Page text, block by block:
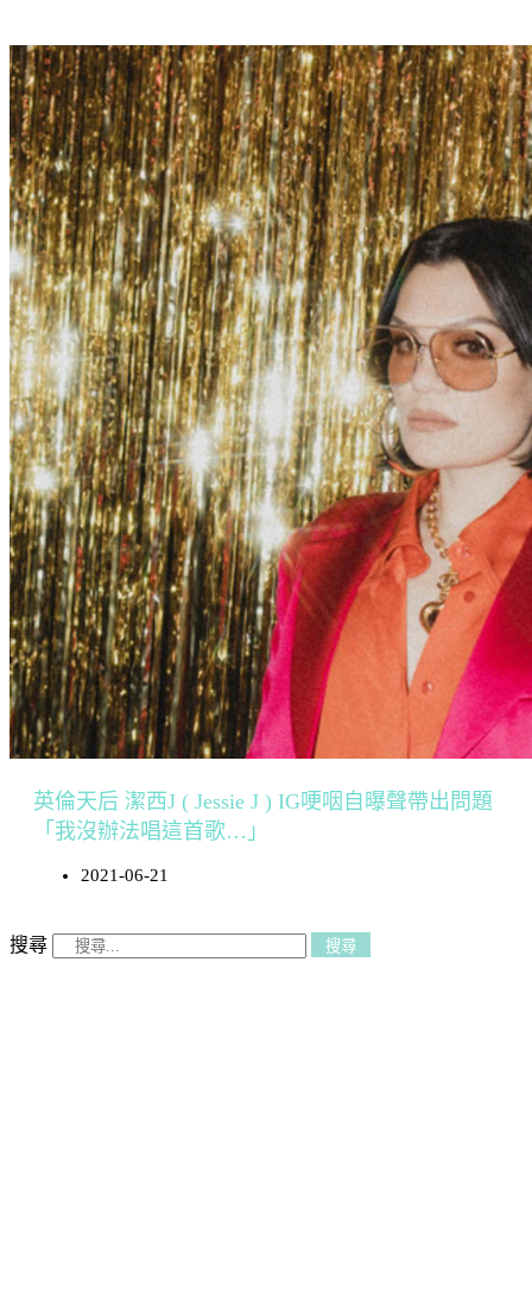
英倫天后 潔西J ( Jessie J ) IG哽咽自曝聲帶出問題
「我沒辦法唱這首歌…」
2021-06-21
搜尋 搜尋